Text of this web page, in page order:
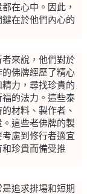
在心中。因此，
在於他們內心的
來說，他們對於
佛牌經歷了精心
力，尋找珍貴的
的法力。這些泰
材料、製作者、
這些老佛牌的製
慮到修行者適宜
珍貴而備受推
追求排場和短期